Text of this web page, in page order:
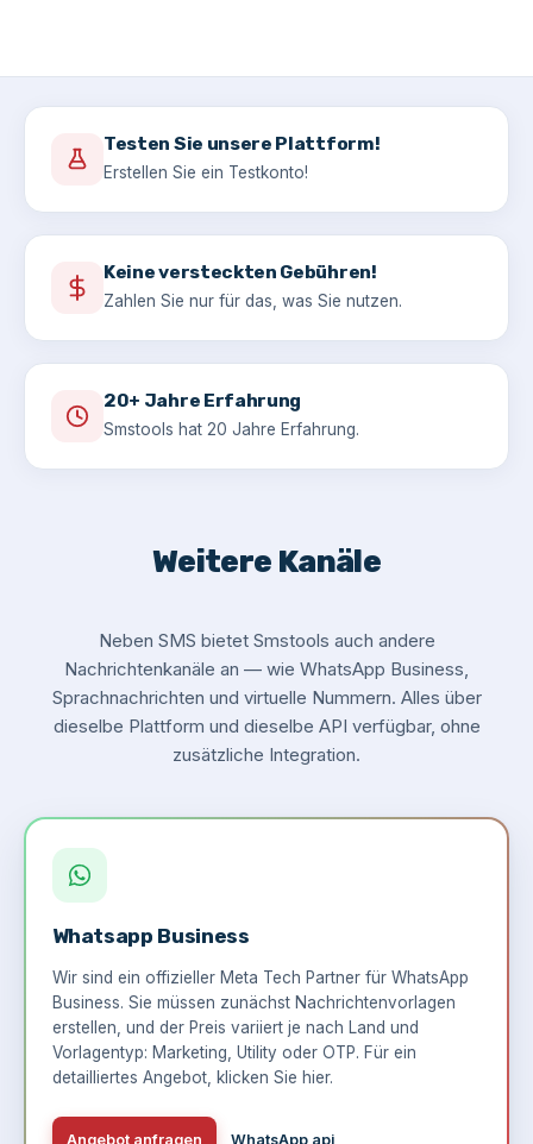
Testen Sie unsere Plattform!
Erstellen Sie ein Testkonto!
Keine versteckten Gebühren!
Zahlen Sie nur für das, was Sie nutzen.
20+ Jahre Erfahrung
Smstools hat 20 Jahre Erfahrung.
Weitere Kanäle
Neben SMS bietet Smstools auch andere
Nachrichtenkanäle an — wie WhatsApp Business,
Sprachnachrichten und virtuelle Nummern. Alles über
dieselbe Plattform und dieselbe API verfügbar, ohne
zusätzliche Integration.
Whatsapp Business
Wir sind ein offizieller Meta Tech Partner für WhatsApp
Business. Sie müssen zunächst Nachrichtenvorlagen
erstellen, und der Preis variiert je nach Land und
Vorlagentyp: Marketing, Utility oder OTP. Für ein
detailliertes Angebot, klicken Sie hier.
Angebot anfragen WhatsApp api